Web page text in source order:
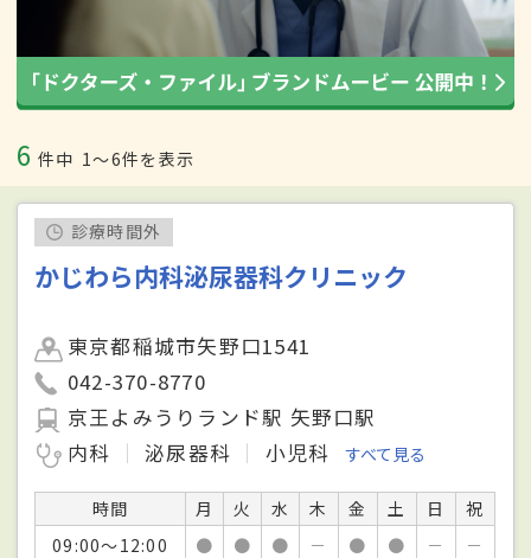
6 件中 1〜6件を表示
診療時間外
かじわら内科泌尿器科クリニック
東京都稲城市矢野口1541
042-370-8770
京王よみうりランド駅 矢野口駅
内科
泌尿器科 小児科 すべて見る
時間 月 火 水 木 金 土 日
祝
09:00～12:00
● ● ● － ● ● －
－